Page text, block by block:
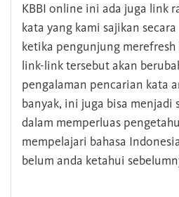
KBBI online ini ada juga link
kata yang kami sajikan
ketika pengunjung
link-link tersebut akan
pengalaman pencarian kata
banyak, ini juga bisa menjadi
dalam memperluas
mempelajari bahasa
belum anda ketahui